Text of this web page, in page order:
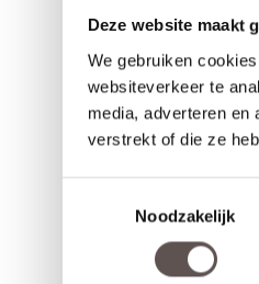
Deze website maakt
We gebruiken
websiteverkeer te
media, adverteren en
verstrekt of die ze
Noodzakelijk